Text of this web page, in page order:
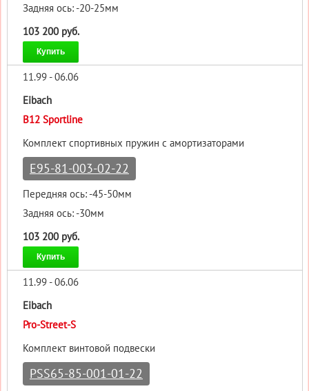
Задняя ось: -20-25мм
103 200 руб.
Купить
11.99 - 06.06
Eibach
B12 Sportline
Комплект спортивных пружин с амортизаторами
E95-81-003-02-22
Передняя ось: -45-50мм
Задняя ось: -30мм
103 200 руб.
Купить
11.99 - 06.06
Eibach
Pro-Street-S
Комплект винтовой подвески
PSS65-85-001-01-22